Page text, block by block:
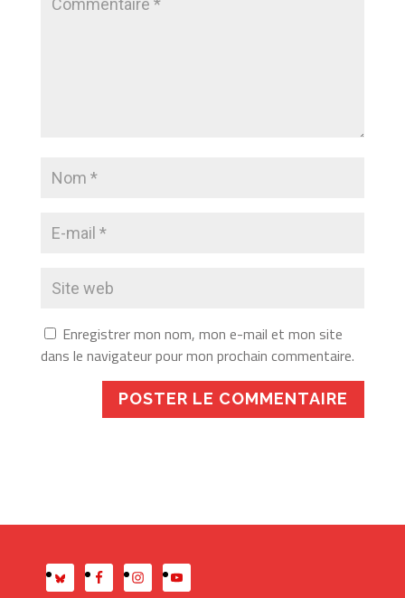
Enregistrer mon nom, mon e-mail et mon site
dans le navigateur pour mon prochain commentaire.